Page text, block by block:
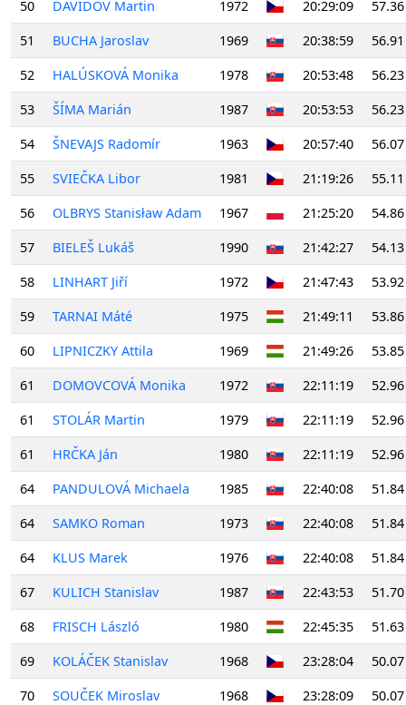
50 DAVIDOV Martin 1972 20:29:09
57.36
51
BUCHA Jaroslav 1969 20:38:59
56.91
52
HALÚSKOVÁ Monika 1978 20:53:48
56.23
53
ŠÍMA Marián 1987 20:53:53
56.23
54
ŠNEVAJS Radomír 1963 20:57:40
56.07
55
SVIEČKA Libor 1981 21:19:26
55.11
56
OLBRYS Stanisław Adam 1967 21:25:20
54.86
57
BIELEŠ Lukáš 1990 21:42:27
54.13
58
LINHART Jiří 1972 21:47:43
53.92
59
TARNAI Máté 1975 21:49:11
53.86
60
LIPNICZKY Attila 1969 21:49:26
53.85
61
DOMOVCOVÁ Monika 1972 22:11:19
52.96
61
STOLÁR Martin 1979 22:11:19
52.96
61
HRČKA Ján 1980 22:11:19
52.96
64
PANDULOVÁ Michaela 1985 22:40:08
51.84
64
SAMKO Roman 1973 22:40:08
51.84
64
KLUS Marek 1976 22:40:08
51.84
67
KULICH Stanislav 1987 22:43:53
51.70
68
FRISCH László 1980 22:45:35
51.63
69
KOLÁČEK Stanislav 1968 23:28:04
50.07
70
SOUČEK Miroslav 1968 23:28:09
50.07